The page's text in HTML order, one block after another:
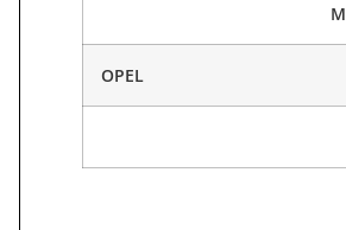
OPEL